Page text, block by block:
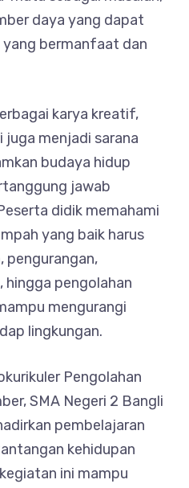
daya yang dapat
bermanfaat dan
karya kreatif,
juga menjadi sarana
budaya hidup
jawab
didik memahami
yang baik harus
pengurangan,
pengolahan
mengurangi
lingkungan.
Pengolahan
SMA Negeri 2 Bangli
pembelajaran
kehidupan
ini mampu